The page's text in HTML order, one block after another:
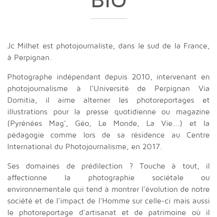
Jc Milhet est photojournaliste, dans le sud de la France,
à Perpignan.
Photographe indépendant depuis 2010, intervenant en
photojournalisme à l'Université de Perpignan Via
Domitia, il aime alterner les photoreportages et
illustrations pour la presse quotidienne ou magazine
(Pyrénées Mag', Géo, Le Monde, La Vie...) et la
pédagogie comme lors de sa résidence au Centre
International du Photojournalisme, en 2017.
Ses domaines de prédilection ? Touche à tout, il
affectionne la photographie sociétale ou
environnementale qui tend à montrer l'évolution de notre
société et de l'impact de l'Homme sur celle-ci mais aussi
le photoreportage d'artisanat et de patrimoine où il